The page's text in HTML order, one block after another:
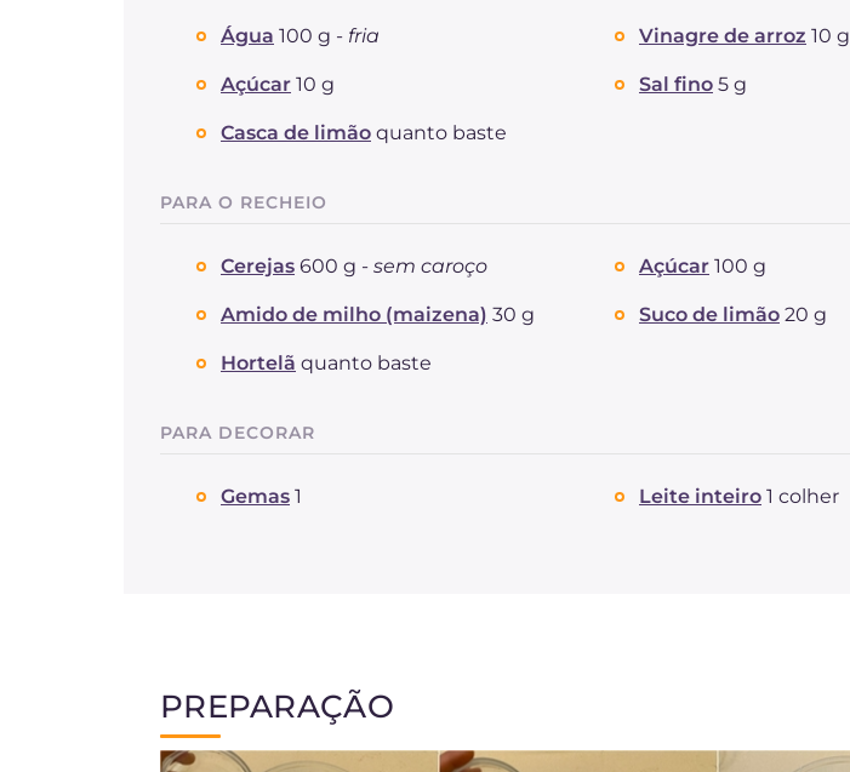
Água 100 g - fria Vinagre de arroz 10 g
Açúcar 10 g Sal fino 5 g
Casca de limão quanto baste
PARA O RECHEIO
Cerejas 600 g - sem caroço Açúcar 100 g
Amido de milho (maizena) 30 g Suco de limão 20 g
Hortelã quanto baste
PARA DECORAR
Gemas 1 Leite inteiro 1 colher
PREPARAÇÃO